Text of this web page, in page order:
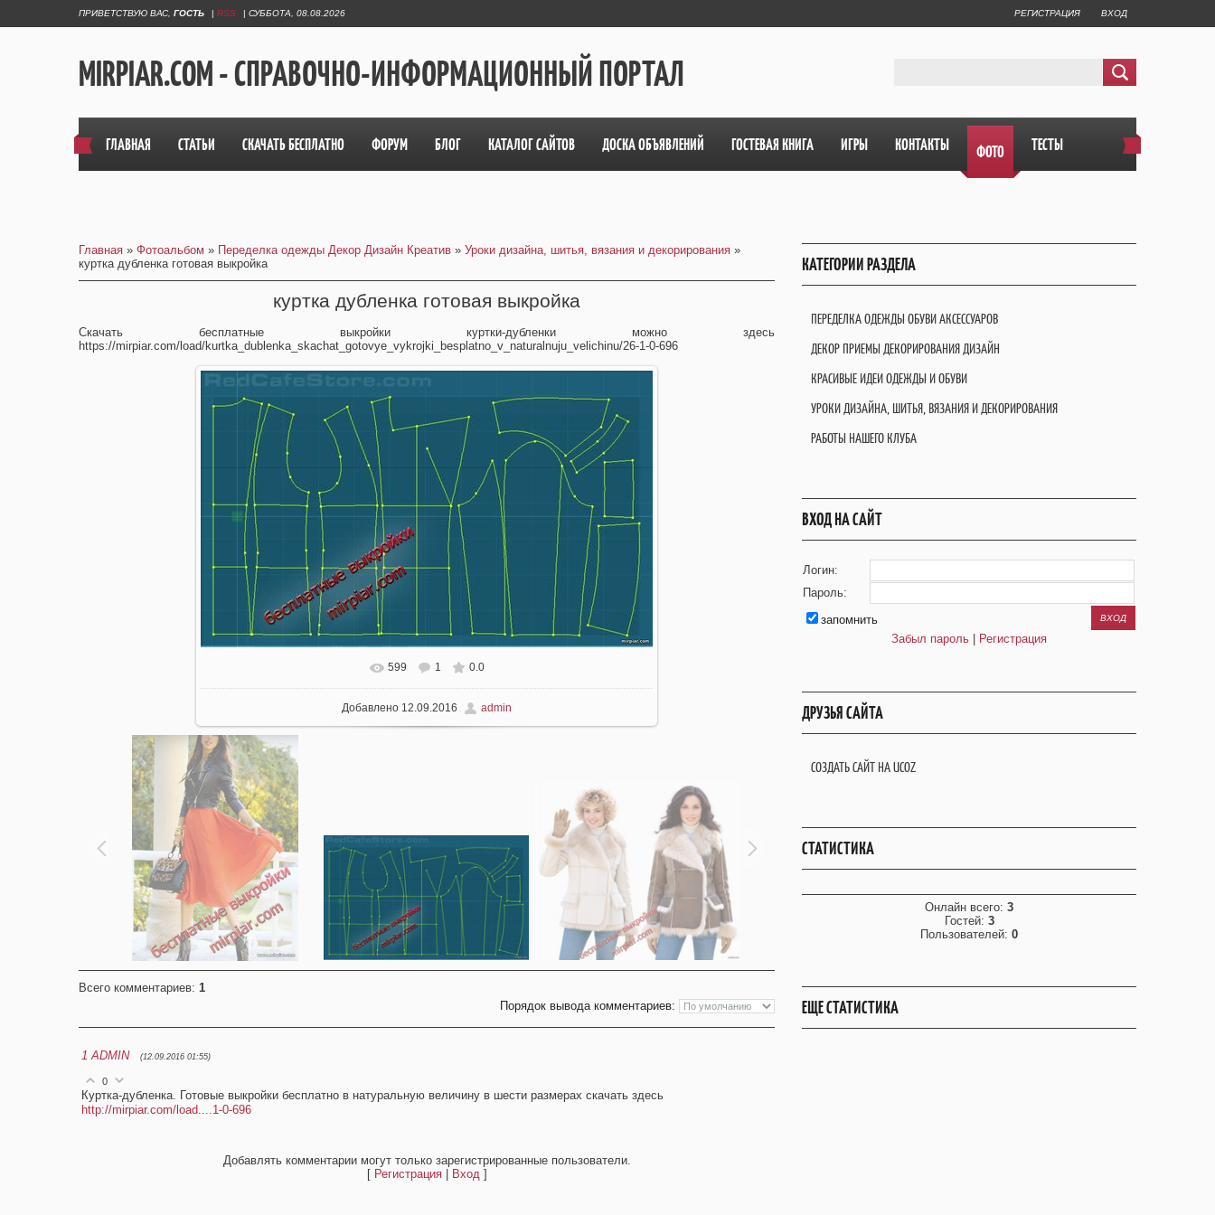
ПРИВЕТСТВУЮ ВАС ГОСТЬ | RSS | СУББОТА, 08.08.2026 РЕГИСТРАЦИЯ ВХОД
MIRPIAR.COM - СПРАВОЧНО-ИНФОРМАЦИОННЫЙ ПОРТАЛ
ГЛАВНАЯ СТАТЬИ СКАЧАТЬ БЕСПЛАТНО ФОРУМ БЛОГ КАТАЛОГ САЙТОВ ДОСКА ОБЪЯВЛЕНИЙ ГОСТЕВАЯ КНИГА ИГРЫ КОНТАКТЫ ФОТО ТЕСТЫ
Главная » Фотоальбом » Переделка одежды Декор Дизайн Креатив » Уроки дизайна, шитья, вязания и декорирования »
куртка дубленка готовая выкройка
куртка дубленка готовая выкройка
Скачать бесплатные выкройки куртки-дубленки можно здесь
https://mirpiar.com/load/kurtka_dublenka_skachat_gotovye_vykrojki_besplatno_v_naturalnuju_velichinu/26-1-0-696
В реальном размере 1333x815
599 1 0.0
Добавлено 12.09.2016 admin
Всего комментариев: 1
Порядок вывода комментариев:
1 ADMIN (12.09.2016 01:55)
0
Куртка-дубленка. Готовые выкройки бесплатно в натуральную величину в шести размерах скачать здесь
http://mirpiar.com/load....1-0-696
Добавлять комментарии могут только зарегистрированные пользователи.
[ Регистрация| Вход]
КАТЕГОРИИ РАЗДЕЛА
ПЕРЕДЕЛКА ОДЕЖДЫ ОБУВИ АКСЕССУАРОВ
ДЕКОР ПРИЕМЫ ДЕКОРИРОВАНИЯ ДИЗАЙН
КРАСИВЫЕ ИДЕИ ОДЕЖДЫ И ОБУВИ
УРОКИ ДИЗАЙНА, ШИТЬЯ, ВЯЗАНИЯ И ДЕКОРИРОВАНИЯ
РАБОТЫ НАШЕГО КЛУБА
ВХОД НА САЙТ
Логин:
Пароль:
запомнить
Забыл пароль
Регистрация
ДРУЗЬЯ САЙТА
СОЗДАТЬ САЙТ НА UCOZ
СТАТИСТИКА
Онлайн всего: 3
Гостей: 3
Пользователей: 0
ЕЩЕ СТАТИСТИКА